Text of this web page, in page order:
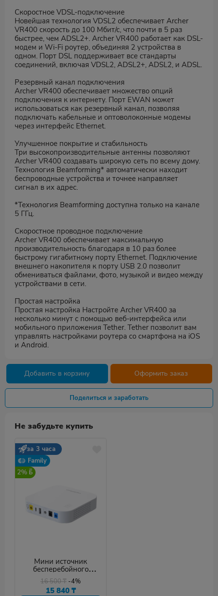
Скоростное VDSL-подключение
Новейшая технология VDSL2 обеспечивает Archer
VR400 скорость до 100 Мбит/с, что почти в 5 раз
быстрее, чем ADSL2+. Archer VR400 работает как DSL-
модем и Wi-Fi роутер, объединяя 2 устройства в
одном. Порт DSL поддерживает все стандарты
соединений, включая VDSL2, ADSL2+, ADSL2, и ADSL.
Резервный канал подключения
Archer VR400 обеспечивает множество опций
подключения к интернету. Порт EWAN может
использоваться как резервный канал, позволяя
подключать кабельные и оптоволоконные модемы
через интерфейс Ethernet.
Улучшенное покрытие и стабильность
Три высокопроизводительные антенны позволяют
Archer VR400 создавать широкую сеть по всему дому.
Технология Beamforming* автоматически находит
беспроводные устройства и точнее направляет
сигнал в их адрес.
*Технология Beamforming доступна только на канале
5 ГГц.
Скоростное проводное подключение
Archer VR400 обеспечивает максимальную
производительность благодаря в 10 раз более
быстрому гигабитному порту Ethernet. Подключение
внешнего накопителя к порту USB 2.0 позволит
обмениваться файлами, фото, музыкой и видео между
устройствами в сети.
Простая настройка
Простая настройка Настройте Archer VR400 за
несколько минут с помощью веб-интерфейса или
мобильного приложения Tether. Tether позволит вам
управлять настройками роутера со смартфона на iOS
и Android.
Добавить в корзину Оформить заказ
Поделиться и заработать
Не забудьте купить
за 3 часа
Family
2%
Мини источник
бесперебойного
питания Marsriva KP4
16 500₸ -4%
15 840 ₸